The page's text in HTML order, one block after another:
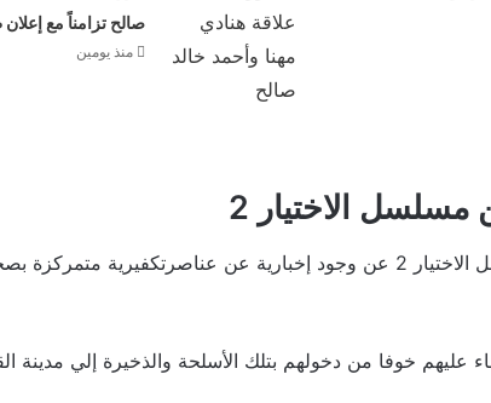
صالح تزامناً مع إعلان
منذ يومين
و تدور أحداث الحلقة 25 من مسلسل الاختيار 2 عن وجود إخبارية عن عناصرتكفيرية
عليهم خوفا من دخولهم بتلك الأسلحة والذخيرة إلي مدينة